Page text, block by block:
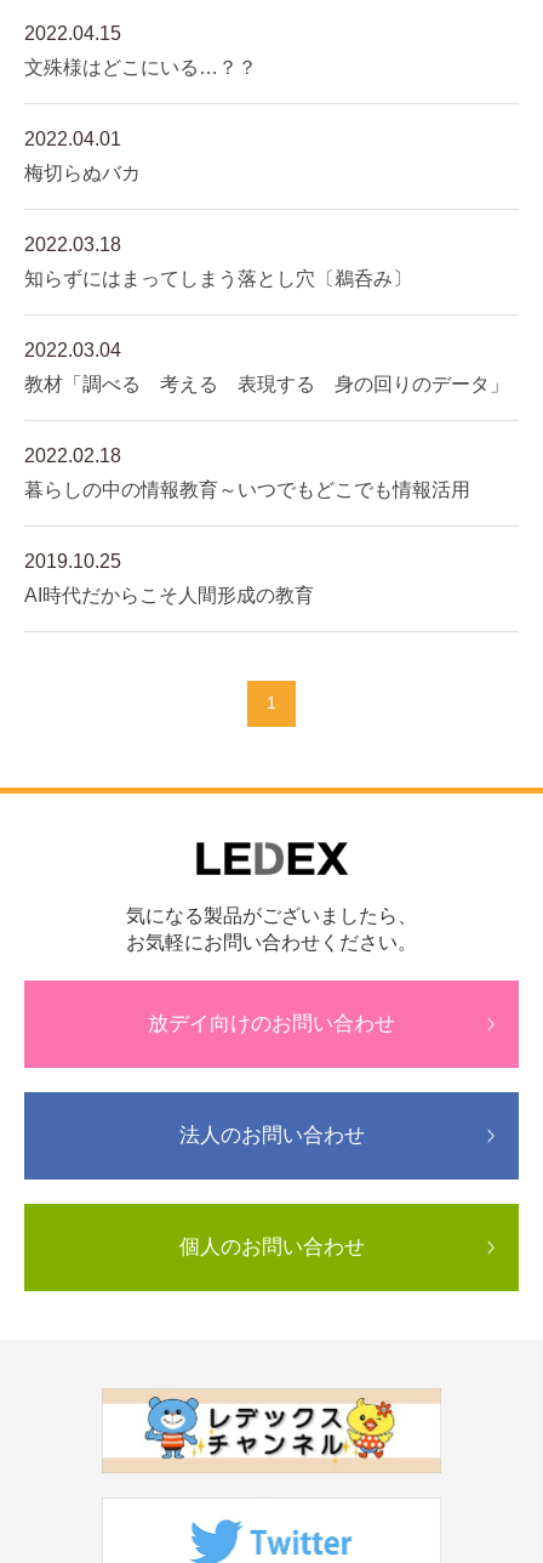
2022.04.15
文殊様はどこにいる…？？
2022.04.01
梅切らぬバカ
2022.03.18
知らずにはまってしまう落とし穴〔鵜呑み〕
2022.03.04
教材「調べる 考える 表現する 身の回りのデータ」
2022.02.18
暮らしの中の情報教育～いつでもどこでも情報活用
2019.10.25
AI時代だからこそ人間形成の教育
1
気になる製品がございましたら、
お気軽にお問い合わせください。
放デイ向けのお問い合わせ
法人のお問い合わせ
個人のお問い合わせ